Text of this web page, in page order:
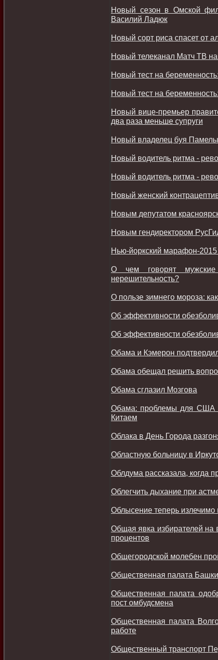
Новый сезон в Омской
Василий Ладюк
Новый сорт риса спасет от
Новый телеканал Матч ТВ
Новый тест на
Новый тест на
Новый вице-премьер
два раза меньше супруги
Новый владелец буя
Новый водитель ритма -
Новый водитель ритма -
Новый женский
Новым депутатом
Новым гендиректором
Нью-йоркский марафон-2015
О чем говорят
нерешительность?
О пользе зимнего мороза:
Об эффективности
Об эффективности
Обама и Кэмерон
Обама обещал решить
Обама сглазил Мозгова
Обама: проблемы для США
Китаем
Облака в День Города
Областную больницу в
Облдума рассказала, когда
Облегчить дыхание при
Облысение теперь излечимо
Общая явка избирателей на
процентов
Общегородской молебен
Общественная палата
Общественная палата
пост омбудсмена
Общественная палата
работе
Общественный транспорт